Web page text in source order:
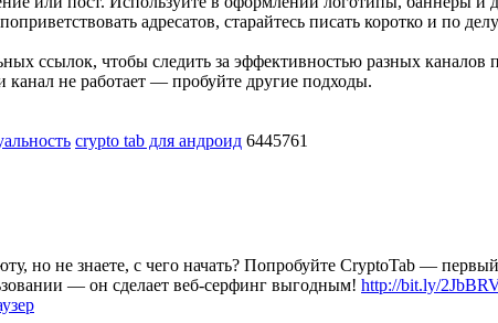
адресатов, старайтесь писать коротко и по
ссылок, чтобы следить за эффективностью разных
канал не работает — пробуйте другие подходы.
crypto tab для андроид 6445761
но не знаете, с чего начать? Попробуйте CryptoTab —
— он сделает веб-серфинг выгодным! http://bit.ly/